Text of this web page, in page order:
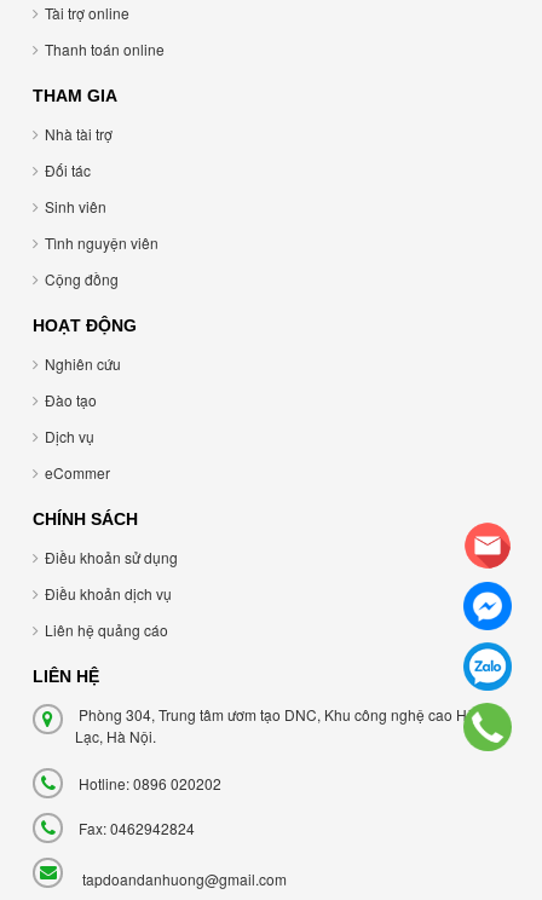
Tài trợ online
Thanh toán online
THAM GIA
Nhà tài trợ
Đối tác
Sinh viên
Tình nguyện viên
Cộng đồng
HOẠT ĐỘNG
Nghiên cứu
Đào tạo
Dịch vụ
eCommer
CHÍNH SÁCH
Điều khoản sử dụng
Điều khoản dịch vụ
Liên hệ quảng cáo
LIÊN HỆ
Phòng 304, Trung tâm ươm tạo DNC, Khu công nghệ cao Hòa
Lạc, Hà Nội.
Hotline: 0896 020202
Fax: 0462942824
tapdoandanhuong@gmail.com